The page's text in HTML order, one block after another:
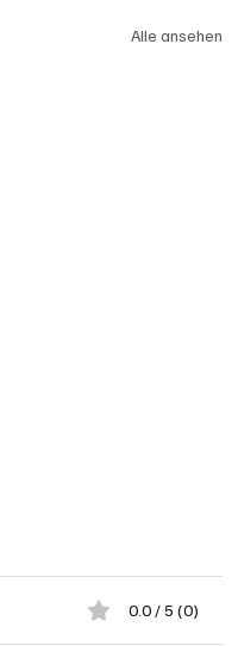
Alle ansehen
0.0 / 5 (0)